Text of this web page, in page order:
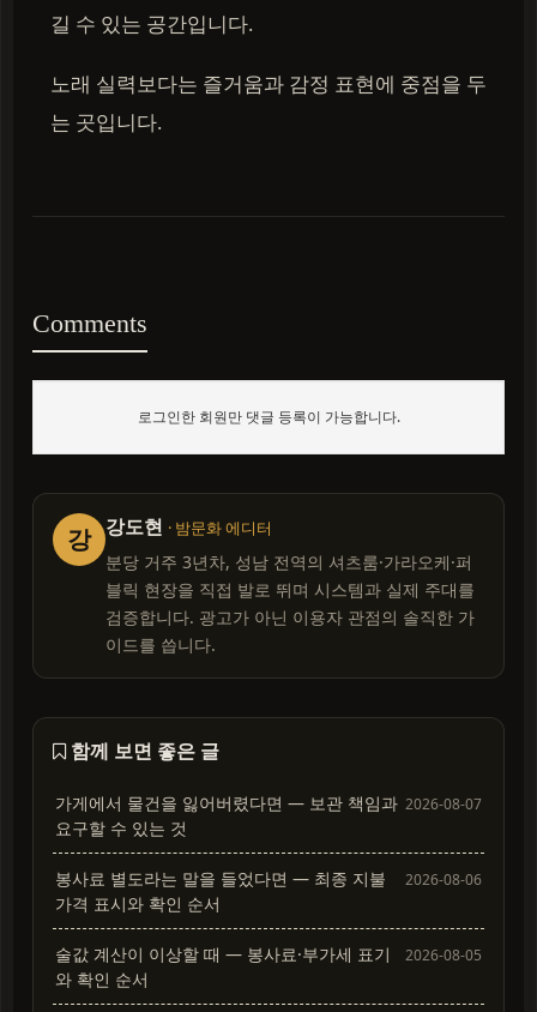
길 수 있는 공간입니다.
노래 실력보다는 즐거움과 감정 표현에 중점을 두
는 곳입니다.
Comments
로그인한 회원만 댓글 등록이 가능합니다.
강 강도현 · 밤문화 에디터
분당 거주 3년차, 성남 전역의 셔츠룸·가라오케·퍼
블릭 현장을 직접 발로 뛰며 시스템과 실제 주대를
검증합니다. 광고가 아닌 이용자 관점의 솔직한 가
이드를 씁니다.
함께 보면 좋은 글
가게에서 물건을 잃어버렸다면 — 보관 책임과
요구할 수 있는 것
2026-08-07
봉사료 별도라는 말을 들었다면 — 최종 지불
가격 표시와 확인 순서
2026-08-06
술값 계산이 이상할 때 — 봉사료·부가세 표기
와 확인 순서
2026-08-05